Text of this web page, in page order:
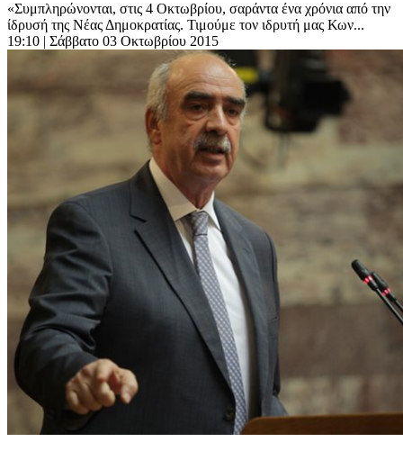
«Συμπληρώνονται, στις 4 Οκτωβρίου, σαράντα ένα χρόνια από την
ίδρυσή της Νέας Δημοκρατίας. Τιμούμε τον ιδρυτή μας Κων...
19:10 | Σάββατο 03 Οκτωβρίου 2015